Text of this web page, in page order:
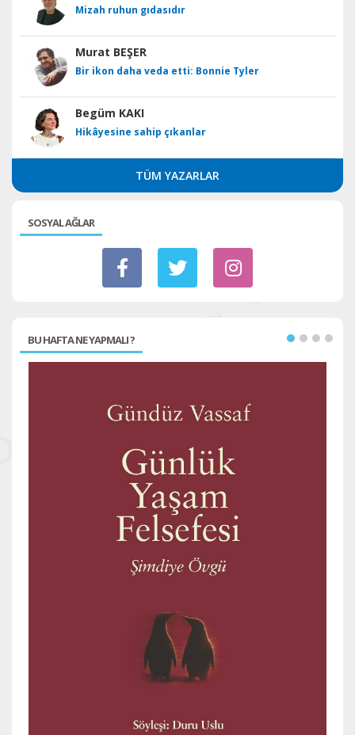
Mizah ruhun gıdasıdır
Murat BEŞER
Bir ikon daha veda etti: Bonnie Tyler
Begüm KAKI
Hikâyesine sahip çıkanlar
TÜM YAZARLAR
SOSYAL AĞLAR
BU HAFTA NE YAPMALI ?